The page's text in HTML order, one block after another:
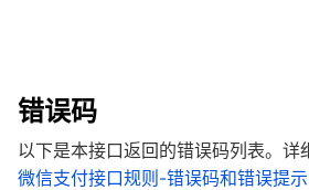
错误码
以下是本接口返回的错误码列表。详
微信支付接口规则-错误码和错误提示